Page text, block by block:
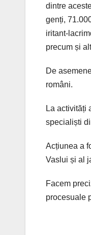
dintre
genți,
iritant-
precum și
De
români.
La activități
specialiști
Acțiunea a
Vaslui și al
Facem
procesuale